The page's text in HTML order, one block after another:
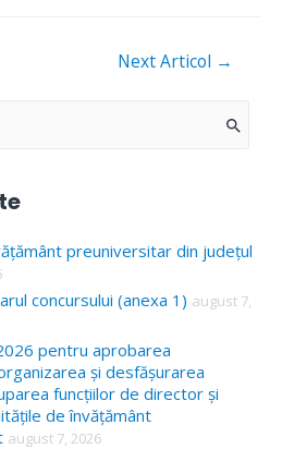
Next Articol →
preuniversitar din județul
concursului (anexa 1) august 7,
pentru aprobarea
și desfășurarea
funcțiilor de director și
de învățământ
august 7, 2026